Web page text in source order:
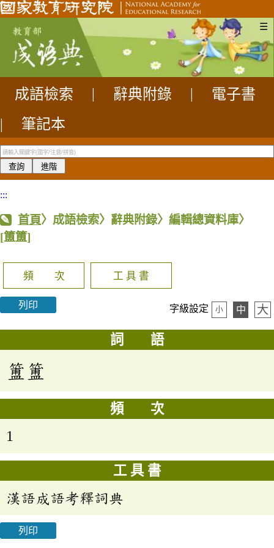
☰
成語檢索 辭典附錄
電子書
|
筆記本
:::
首頁〉成語檢索〉辭典附錄〉編輯總資料庫〉
[簠簠]
頻 次 工 具 書
列印 字級設定 小 中 大
詞 語
簠簠
頻 次
1
工 具 書
漢語成語考釋詞典
列印